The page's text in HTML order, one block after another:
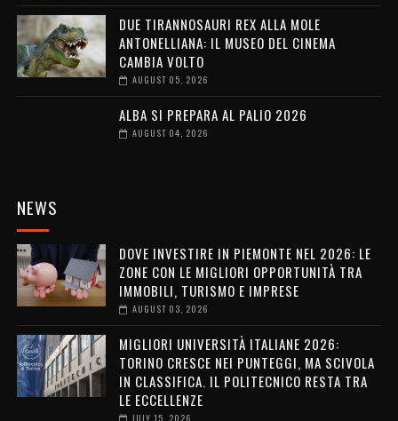
DUE TIRANNOSAURI REX ALLA MOLE
ANTONELLIANA: IL MUSEO DEL CINEMA
CAMBIA VOLTO
AUGUST 05, 2026
ALBA SI PREPARA AL PALIO 2026
AUGUST 04, 2026
NEWS
DOVE INVESTIRE IN PIEMONTE NEL 2026: LE
ZONE CON LE MIGLIORI OPPORTUNITÀ TRA
IMMOBILI, TURISMO E IMPRESE
AUGUST 03, 2026
MIGLIORI UNIVERSITÀ ITALIANE 2026:
TORINO CRESCE NEI PUNTEGGI, MA SCIVOLA
IN CLASSIFICA. IL POLITECNICO RESTA TRA
LE ECCELLENZE
JULY 15, 2026